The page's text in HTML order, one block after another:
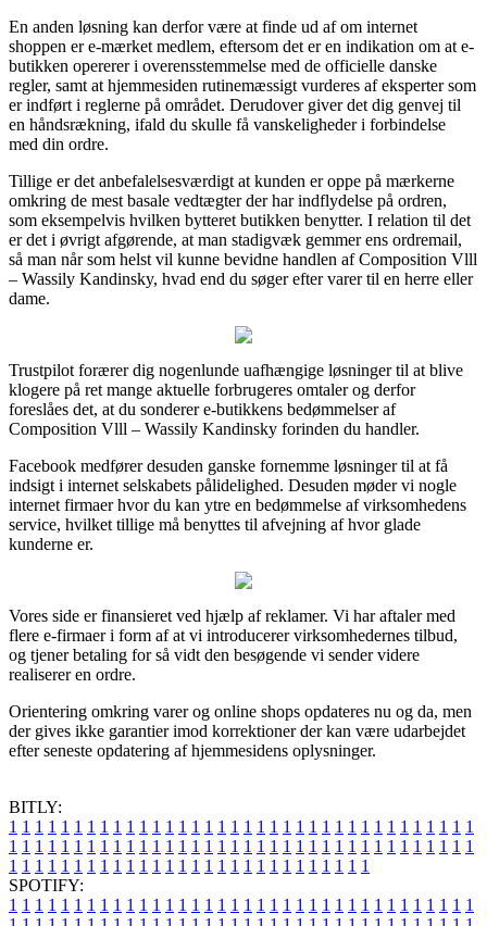
En anden løsning kan derfor være at finde ud af om internet
shoppen er e-mærket medlem, eftersom det er en indikation om at e-
butikken opererer i overensstemmelse med de officielle danske
regler, samt at hjemmesiden rutinemæssigt vurderes af eksperter som
er indført i reglerne på området. Derudover giver det dig genvej til
en håndsrækning, ifald du skulle få vanskeligheder i forbindelse
med din ordre.
Tillige er det anbefalelsesværdigt at kunden er oppe på mærkerne
omkring de mest basale vedtægter der har indflydelse på ordren,
som eksempelvis hvilken bytteret butikken benytter. I relation til det
er det i øvrigt afgørende, at man stadigvæk gemmer ens ordremail,
så man når som helst vil kunne bevidne handlen af Composition Vlll
– Wassily Kandinsky, hvad end du søger efter varer til en herre eller
dame.
Trustpilot forærer dig nogenlunde uafhængige løsninger til at blive
klogere på ret mange aktuelle forbrugeres omtaler og derfor
foreslåes det, at du sonderer e-butikkens bedømmelser af
Composition Vlll – Wassily Kandinsky forinden du handler.
Facebook medfører desuden ganske fornemme løsninger til at få
indsigt i internet selskabets pålidelighed. Desuden møder vi nogle
internet firmaer hvor du kan ytre en bedømmelse af virksomhedens
service, hvilket tillige må benyttes til afvejning af hvor glade
kunderne er.
Vores side er finansieret ved hjælp af reklamer. Vi har aftaler med
flere e-firmaer i form af at vi introducerer virksomhedernes tilbud,
og tjener betaling for så vidt den besøgende vi sender videre
realiserer en ordre.
Orientering omkring varer og online shops opdateres nu og da, men
der gives ikke garantier imod korrektioner der kan være udarbejdet
efter seneste opdatering af hjemmesidens oplysninger.
BITLY:
1 1 1 1 1 1 1 1 1 1 1 1 1 1 1 1 1 1 1 1 1 1 1 1 1 1 1 1 1 1 1 1 1 1 1 1
1 1 1 1 1 1 1 1 1 1 1 1 1 1 1 1 1 1 1 1 1 1 1 1 1 1 1 1 1 1 1 1 1 1 1 1
1 1 1 1 1 1 1 1 1 1 1 1 1 1 1 1 1 1 1 1 1 1 1 1 1 1 1 1
SPOTIFY:
1 1 1 1 1 1 1 1 1 1 1 1 1 1 1 1 1 1 1 1 1 1 1 1 1 1 1 1 1 1 1 1 1 1 1 1